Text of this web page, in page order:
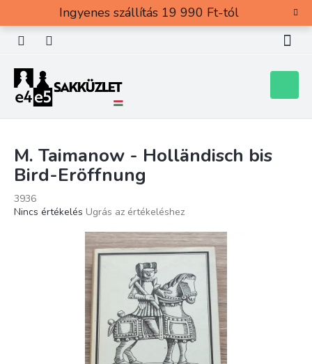
tartalomhoz
Ingyenes szállítás 19 990 Ft-tól
M. Taimanow - Holländisch bis
Bird-Eröffnung
3936
A
Nincs értékelés Ugrás az értékeléshez